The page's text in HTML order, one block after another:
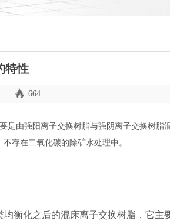
特性
664
是由强阳离子交换树脂与强阴离子交换树脂
存在二氧化碳的除矿水处理中。
衡化之后的混床离子交换树脂，它主